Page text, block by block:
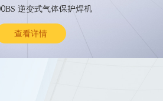
逆变式气体保护焊机
查看详情